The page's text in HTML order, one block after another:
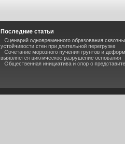
Последние статьи
Сценарий одновременного образования
устойчивости стен при длительной перегрузке
Сочетание морозного пучения грунтов и
выявляется циклическое разрушение основания
Общественная инициатива и спор о